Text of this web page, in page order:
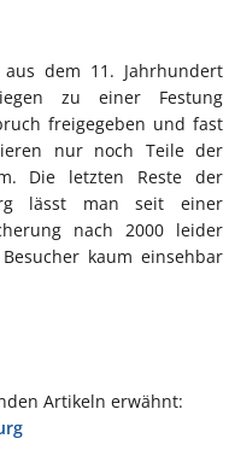
dem 11. Jahrhundert
zu einer Festung
freigegeben und fast
nur noch Teile der
Die letzten Reste der
lässt man seit einer
nach 2000 leider
kaum einsehbar
Artikeln erwähnt: